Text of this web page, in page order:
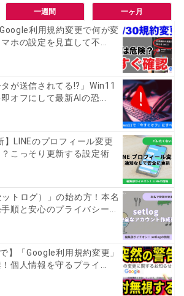
一週間 一ヶ月
利用規約変更で何が変
ホの設定を見直して不...
タが送信されてる!?」Win11
オフにして最新AIの恐...
】LINEのプロフィール変更
こっそり更新する設定術
トログ）」の始め方！本名
順と安心のプライバシー...
】「Google利用規約変更」
個人情報を守るプライ...